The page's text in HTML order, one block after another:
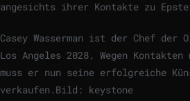
angesichts ihrer Kontakte zu
Casey Wasserman ist der Chef der
Los Angeles 2028. Wegen
muss er nun seine erfolgreiche
verkaufen. Bild: keystone